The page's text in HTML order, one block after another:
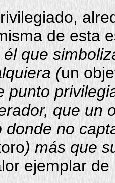
de esta
que
(un
punto
que un
donde no
) más que
ejemplar